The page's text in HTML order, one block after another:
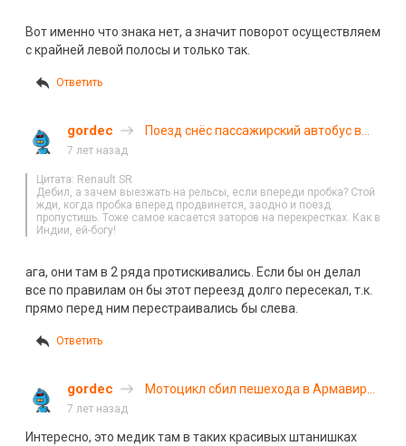
Вот именно что знака нет, а значит поворот осуществляем
с крайней левой полосы и только так.
Ответить
gordec
Поезд снёс пассажирский автобус в
7 лет назад
Цитата: Renault SR
Дебил, а зачем выезжать на рельсы, если впереди пробка? Стой
жди, когда пробка вперед продвинется, заодно и поезд
пропустишь. Тоже самое касается заторов на перекрестках. Как в
Индии, ей-богу!
ага, они там в 2 ряда протискивались. Если бы он делал
все по правилам он бы этот переезд долго пересекал, т.к.
прямо перед ним перестраивались бы слева.
Ответить
gordec
Мотоцикл сбил пешехода в Армавире.
7 лет назад
Интересно, это медик там в таких красивых штанишках